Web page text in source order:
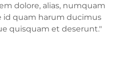
dolore, alias, numquam
id quam harum ducimus
quisquam et deserunt."